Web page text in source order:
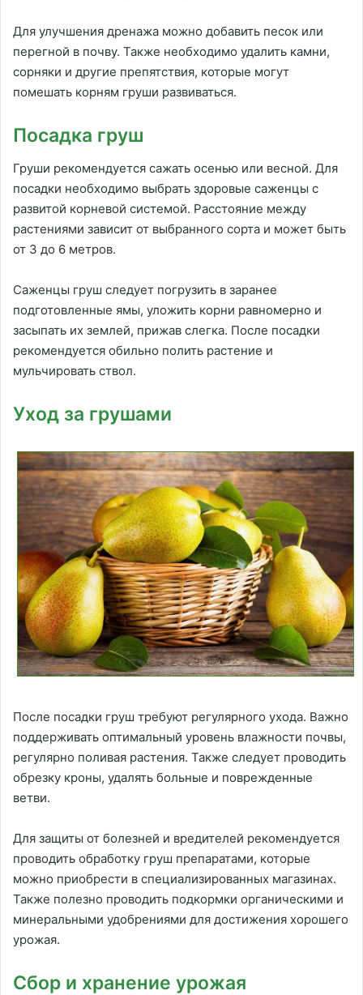
Для улучшения дренажа можно добавить песок или
перегной в почву. Также необходимо удалить камни,
сорняки и другие препятствия, которые могут
помешать корням груши развиваться.
Посадка груш
Груши рекомендуется сажать осенью или весной. Для
посадки необходимо выбрать здоровые саженцы с
развитой корневой системой. Расстояние между
растениями зависит от выбранного сорта и может быть
от 3 до 6 метров.
Саженцы груш следует погрузить в заранее
подготовленные ямы, уложить корни равномерно и
засыпать их землей, прижав слегка. После посадки
рекомендуется обильно полить растение и
мульчировать ствол.
Уход за грушами
После посадки груш требуют регулярного ухода. Важно
поддерживать оптимальный уровень влажности почвы,
регулярно поливая растения. Также следует проводить
обрезку кроны, удалять больные и поврежденные
ветви.
Для защиты от болезней и вредителей рекомендуется
проводить обработку груш препаратами, которые
можно приобрести в специализированных магазинах.
Также полезно проводить подкормки органическими и
минеральными удобрениями для достижения хорошего
урожая.
Сбор и хранение урожая